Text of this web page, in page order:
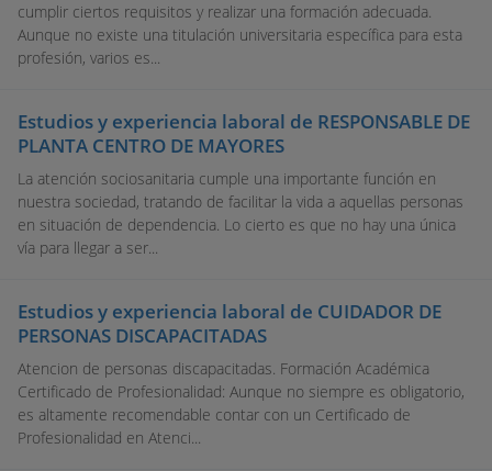
cumplir ciertos requisitos y realizar una formación adecuada.
Aunque no existe una titulación universitaria específica para esta
profesión, varios es...
Estudios y experiencia laboral de RESPONSABLE DE
PLANTA CENTRO DE MAYORES
La atención sociosanitaria cumple una importante función en
nuestra sociedad, tratando de facilitar la vida a aquellas personas
en situación de dependencia. Lo cierto es que no hay una única
vía para llegar a ser...
Estudios y experiencia laboral de CUIDADOR DE
PERSONAS DISCAPACITADAS
Atencion de personas discapacitadas. Formación Académica
Certificado de Profesionalidad: Aunque no siempre es obligatorio,
es altamente recomendable contar con un Certificado de
Profesionalidad en Atenci...